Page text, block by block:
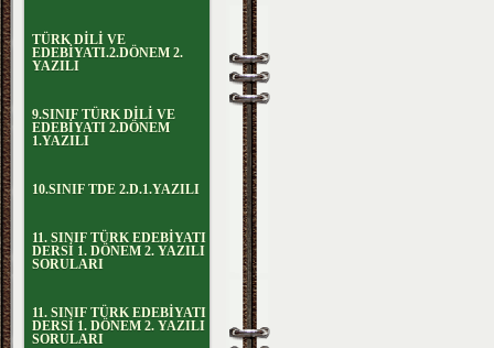
TÜRK DİLİ VE
EDEBİYATI.2.DÖNEM 2.
YAZILI
9.SINIF TÜRK DİLİ VE
EDEBİYATI 2.DÖNEM
1.YAZILI
10.SINIF TDE 2.D.1.YAZILI
11. SINIF TÜRK EDEBİYATI
DERSİ 1. DÖNEM 2. YAZILI
SORULARI
11. SINIF TÜRK EDEBİYATI
DERSİ 1. DÖNEM 2. YAZILI
SORULARI